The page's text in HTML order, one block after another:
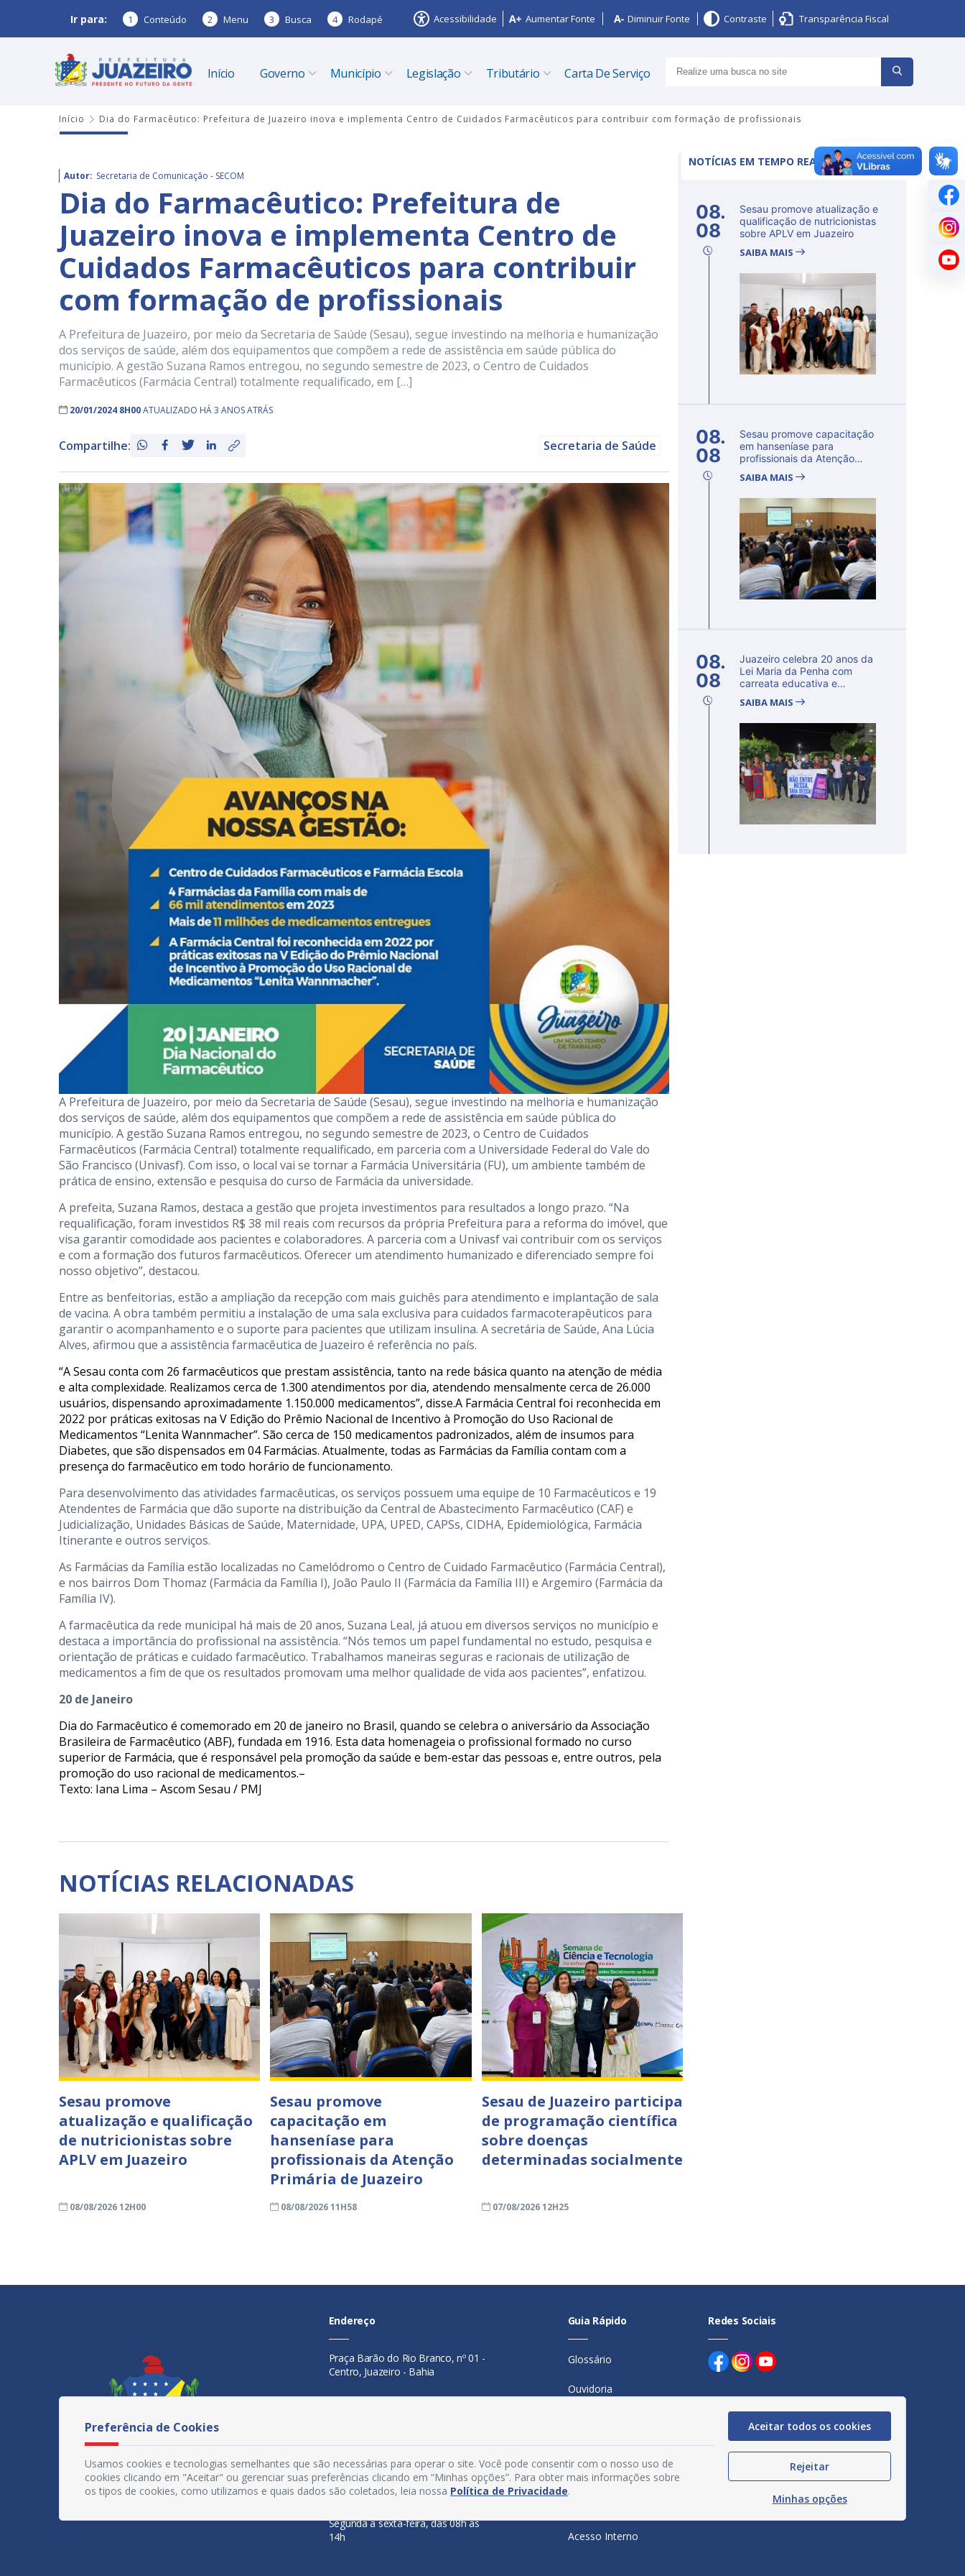
Ir para: 1 Conteúdo 2 Menu 3 Busca 4 Rodapé Acessibilidade Aumentar Fonte Diminuir Fonte Contraste Transparência Fiscal
Início Governo Município Legislação Tributário Carta De Serviço
Início Dia do Farmacêutico: Prefeitura de Juazeiro inova e implementa Centro de Cuidados Farmacêuticos para contribuir com formação de profissionais
Autor: Secretaria de Comunicação - SECOM
Dia do Farmacêutico: Prefeitura de
Juazeiro inova e implementa Centro de
Cuidados Farmacêuticos para contribuir
com formação de profissionais
A Prefeitura de Juazeiro, por meio da Secretaria de Saúde (Sesau), segue investindo na melhoria e humanização
dos serviços de saúde, além dos equipamentos que compõem a rede de assistência em saúde pública do
município. A gestão Suzana Ramos entregou, no segundo semestre de 2023, o Centro de Cuidados
Farmacêuticos (Farmácia Central) totalmente requalificado, em […]
20/01/2024 8H00ATUALIZADO HÁ 3 ANOS ATRÁS
Compartilhe: Secretaria de Saúde
A Prefeitura de Juazeiro, por meio da Secretaria de Saúde (Sesau), segue investindo na melhoria e humanização
dos serviços de saúde, além dos equipamentos que compõem a rede de assistência em saúde pública do
município. A gestão Suzana Ramos entregou, no segundo semestre de 2023, o Centro de Cuidados
Farmacêuticos (Farmácia Central) totalmente requalificado, em parceria com a Universidade Federal do Vale do
São Francisco (Univasf). Com isso, o local vai se tornar a Farmácia Universitária (FU), um ambiente também de
prática de ensino, extensão e pesquisa do curso de Farmácia da universidade.
A prefeita, Suzana Ramos, destaca a gestão que projeta investimentos para resultados a longo prazo. “Na
requalificação, foram investidos R$ 38 mil reais com recursos da própria Prefeitura para a reforma do imóvel, que
visa garantir comodidade aos pacientes e colaboradores. A parceria com a Univasf vai contribuir com os serviços
e com a formação dos futuros farmacêuticos. Oferecer um atendimento humanizado e diferenciado sempre foi
nosso objetivo”, destacou.
Entre as benfeitorias, estão a ampliação da recepção com mais guichês para atendimento e implantação de sala
de vacina. A obra também permitiu a instalação de uma sala exclusiva para cuidados farmacoterapêuticos para
garantir o acompanhamento e o suporte para pacientes que utilizam insulina. A secretária de Saúde, Ana Lúcia
Alves, afirmou que a assistência farmacêutica de Juazeiro é referência no país.
“A Sesau conta com 26 farmacêuticos que prestam assistência, tanto na rede básica quanto na atenção de média
e alta complexidade. Realizamos cerca de 1.300 atendimentos por dia, atendendo mensalmente cerca de 26.000
usuários, dispensando aproximadamente 1.150.000 medicamentos”, disse.A Farmácia Central foi reconhecida em
2022 por práticas exitosas na V Edição do Prêmio Nacional de Incentivo à Promoção do Uso Racional de
Medicamentos “Lenita Wannmacher”. São cerca de 150 medicamentos padronizados, além de insumos para
Diabetes, que são dispensados em 04 Farmácias. Atualmente, todas as Farmácias da Família contam com a
presença do farmacêutico em todo horário de funcionamento.
Para desenvolvimento das atividades farmacêuticas, os serviços possuem uma equipe de 10 Farmacêuticos e 19
Atendentes de Farmácia que dão suporte na distribuição da Central de Abastecimento Farmacêutico (CAF) e
Judicialização, Unidades Básicas de Saúde, Maternidade, UPA, UPED, CAPSs, CIDHA, Epidemiológica, Farmácia
Itinerante e outros serviços.
As Farmácias da Família estão localizadas no Camelódromo o Centro de Cuidado Farmacêutico (Farmácia Central),
e nos bairros Dom Thomaz (Farmácia da Família I), João Paulo II (Farmácia da Família III) e Argemiro (Farmácia da
Família IV).
A farmacêutica da rede municipal há mais de 20 anos, Suzana Leal, já atuou em diversos serviços no município e
destaca a importância do profissional na assistência. “Nós temos um papel fundamental no estudo, pesquisa e
orientação de práticas e cuidado farmacêutico. Trabalhamos maneiras seguras e racionais de utilização de
medicamentos a fim de que os resultados promovam uma melhor qualidade de vida aos pacientes”, enfatizou.
20 de Janeiro
Dia do Farmacêutico é comemorado em 20 de janeiro no Brasil, quando se celebra o aniversário da Associação
Brasileira de Farmacêutico (ABF), fundada em 1916. Esta data homenageia o profissional formado no curso
superior de Farmácia, que é responsável pela promoção da saúde e bem-estar das pessoas e, entre outros, pela
promoção do uso racional de medicamentos.–
Texto: Iana Lima – Ascom Sesau / PMJ
NOTÍCIAS RELACIONADAS
Sesau promove
atualização e qualificação
de nutricionistas sobre
APLV em Juazeiro
08/08/2026 12H00
Sesau promove
capacitação em
hanseníase para
profissionais da Atenção
Primária de Juazeiro
08/08/2026 11H58
Sesau de Juazeiro participa
de programação científica
sobre doenças
determinadas socialmente
07/08/2026 12H25
NOTÍCIAS EM TEMPO REAL
08.
08
Sesau promove atualização e
qualificação de nutricionistas
sobre APLV em Juazeiro
SAIBA MAIS
08.
08
Sesau promove capacitação
em hanseníase para
profissionais da Atenção
SAIBA MAIS
08.
08
Juazeiro celebra 20 anos da
Lei Maria da Penha com
carreata educativa e
SAIBA MAIS
Endereço
Praça Barão do Rio Branco, nº 01 -
Centro, Juazeiro - Bahia
Horário De Funcionamento
Segunda a sexta-feira, das 08h às
14h
Guia Rápido
Glossário
Ouvidoria
Perguntas Frequentes
Manual de Navegação
Acesso Interno
Redes Sociais
Preferência de Cookies
Usamos cookies e tecnologias semelhantes que são necessárias para operar o site. Você pode consentir com o nosso uso de
cookies clicando em "Aceitar" ou gerenciar suas preferências clicando em “Minhas opções”. Para obter mais informações sobre
os tipos de cookies, como utilizamos e quais dados são coletados, leia nossa Política de Privacidade.
Aceitar todos os cookies
Rejeitar
Minhas opções